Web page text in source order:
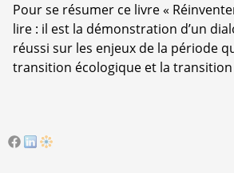
Pour se résumer ce livre «
lire : il est la démonstration d’un
réussi sur les enjeux de la période
transition écologique et la